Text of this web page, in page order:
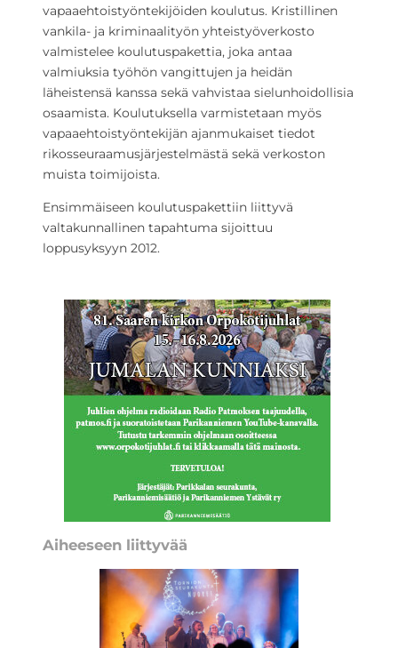
vapaaehtoistyöntekijöiden koulutus. Kristillinen
vankila- ja kriminaalityön yhteistyöverkosto
valmistelee koulutuspakettia, joka antaa
valmiuksia työhön vangittujen ja heidän
läheistensä kanssa sekä vahvistaa sielunhoidollisia
osaamista. Koulutuksella varmistetaan myös
vapaaehtoistyöntekijän ajanmukaiset tiedot
rikosseuraamusjärjestelmästä sekä verkoston
muista toimijoista.
Ensimmäiseen koulutuspakettiin liittyvä
valtakunnallinen tapahtuma sijoittuu
loppusyksyyn 2012.
Aiheeseen liittyvää